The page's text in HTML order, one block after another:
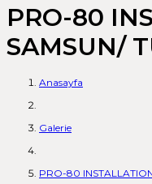
PRO-80
SAMSUN/
Anasayfa
Galerie
PRO-80